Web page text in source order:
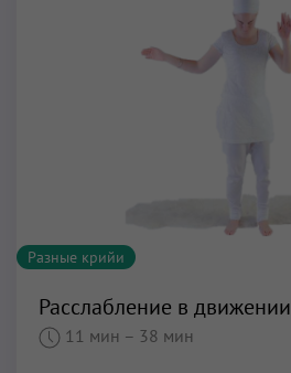
Разные крийи
Расслабление в движении
11 мин – 38 мин